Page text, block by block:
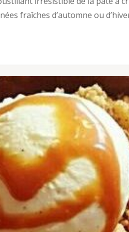
fraîches d’automne ou